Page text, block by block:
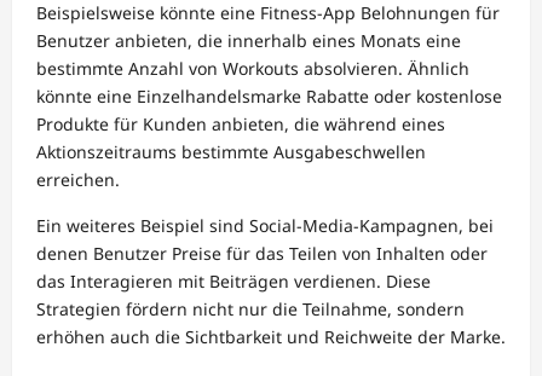
Beispielsweise könnte eine Fitness-App Belohnungen für
Benutzer anbieten, die innerhalb eines Monats eine
bestimmte Anzahl von Workouts absolvieren. Ähnlich
könnte eine Einzelhandelsmarke Rabatte oder kostenlose
Produkte für Kunden anbieten, die während eines
Aktionszeitraums bestimmte Ausgabeschwellen
erreichen.
Ein weiteres Beispiel sind Social-Media-Kampagnen, bei
denen Benutzer Preise für das Teilen von Inhalten oder
das Interagieren mit Beiträgen verdienen. Diese
Strategien fördern nicht nur die Teilnahme, sondern
erhöhen auch die Sichtbarkeit und Reichweite der Marke.